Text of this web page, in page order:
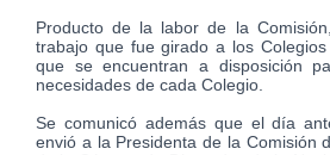
Producto de la labor de la
trabajo que fue girado a los
que se encuentran a disposición
necesidades de cada Colegio.
Se comunicó además que el día
envió a la Presidenta de la Comisión